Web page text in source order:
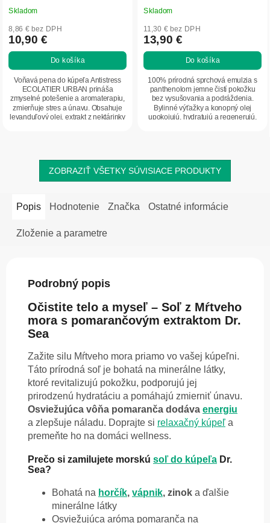
Skladom
8,86 € bez DPH
10,90 €
Do košíka
Voňavá pena do kúpeľa Antistress
ECOLATIER URBAN prináša
zmyselné potešenie a aromaterapiu,
zmierňuje stres a únavu. Obsahuje
levanduľový olej, extrakt z nektárinky
Skladom
11,30 € bez DPH
13,90 €
Do košíka
100% prírodná sprchová emulzia s
panthenolom jemne čistí pokožku
bez vysušovania a podráždenia.
Bylinné výťažky a konopný olej
upokojujú, hydratujú a regenerujú,
ZOBRAZIŤ VŠETKY SÚVISIACE PRODUKTY
Popis Hodnotenie Značka Ostatné informácie
Zloženie a parametre
Podrobný popis
Očistite telo a myseľ – Soľ z Mŕtveho
mora s pomarančovým extraktom Dr.
Sea
Zažite silu Mŕtveho mora priamo vo vašej kúpeľni.
Táto prírodná soľ je bohatá na minerálne látky,
ktoré revitalizujú pokožku, podporujú jej
prirodzenú hydratáciu a pomáhajú zmierniť únavu.
Osviežujúca vôňa pomaranča dodáva energiu
a zlepšuje náladu. Doprajte si relaxačný kúpeľ a
premeňte ho na domáci wellness.
Prečo si zamilujete morskú soľ do kúpeľa Dr.
Sea?
Bohatá na horčík, vápnik, zinok a ďalšie
minerálne látky
Osviežujúca aróma pomaranča na